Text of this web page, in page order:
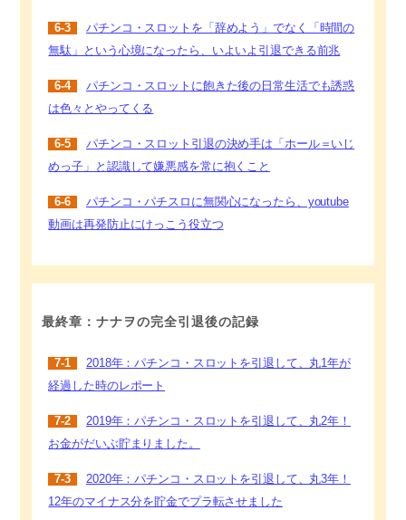
6-3
パチンコ・スロットを「辞めよう」でなく「時間の
無駄」という心境になったら、いよいよ引退できる前兆
6-4
パチンコ・スロットに飽きた後の日常生活でも誘惑
は色々とやってくる
6-5
パチンコ・スロット引退の決め手は「ホール＝いじ
めっ子」と認識して嫌悪感を常に抱くこと
6-6
パチンコ・パチスロに無関心になったら、youtube
動画は再発防止にけっこう役立つ
最終章：ナナヲの完全引退後の記録
7-1
2018年：パチンコ・スロットを引退して、丸1年が
経過した時のレポート
7-2
2019年：パチンコ・スロットを引退して、丸2年！
お金がだいぶ貯まりました。
7-3
2020年：パチンコ・スロットを引退して、丸3年！
12年のマイナス分を貯金でプラ転させました